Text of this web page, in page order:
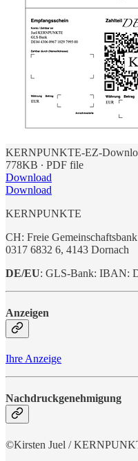
KERNPUNKTE-EZ-
778KB ∙ PDF file
Download
Download
KERNPUNKTE
CH: Freie
0317 6832 6, 4143 Dornach
DE/EU: GLS-Bank: IBAN:
Anzeigen
Ihre Anzeige
Nachdruckgenehmigung
©Kirsten Juel /